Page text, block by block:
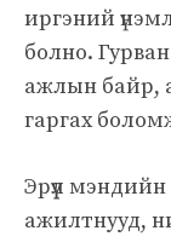
иргэний
болно.
ажлын байр,
гаргах
Эрүүл
ажилтнууд,